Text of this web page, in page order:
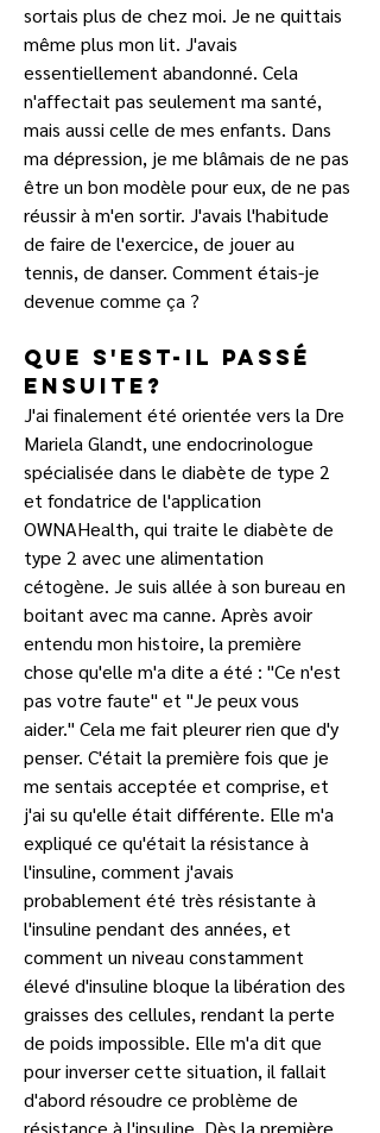
sortais plus de chez moi. Je ne quittais
même plus mon lit. J'avais
essentiellement abandonné. Cela
n'affectait pas seulement ma santé,
mais aussi celle de mes enfants. Dans
ma dépression, je me blâmais de ne pas
être un bon modèle pour eux, de ne pas
réussir à m'en sortir. J'avais l'habitude
de faire de l'exercice, de jouer au
tennis, de danser. Comment étais-je
devenue comme ça ?
Que s'est-il passé
ensuite?
J'ai finalement été orientée vers la Dre
Mariela Glandt, une endocrinologue
spécialisée dans le diabète de type 2
et fondatrice de l'application
OWNAHealth, qui traite le diabète de
type 2 avec une alimentation
cétogène. Je suis allée à son bureau en
boitant avec ma canne. Après avoir
entendu mon histoire, la première
chose qu'elle m'a dite a été : "Ce n'est
pas votre faute" et "Je peux vous
aider." Cela me fait pleurer rien que d'y
penser. C'était la première fois que je
me sentais acceptée et comprise, et
j'ai su qu'elle était différente. Elle m'a
expliqué ce qu'était la résistance à
l'insuline, comment j'avais
probablement été très résistante à
l'insuline pendant des années, et
comment un niveau constamment
élevé d'insuline bloque la libération des
graisses des cellules, rendant la perte
de poids impossible. Elle m'a dit que
pour inverser cette situation, il fallait
d'abord résoudre ce problème de
résistance à l'insuline. Dès la première